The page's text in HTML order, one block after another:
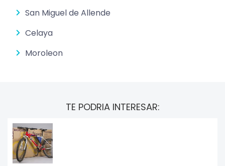
San Miguel de Allende
Celaya
Moroleon
TE PODRIA INTERESAR: